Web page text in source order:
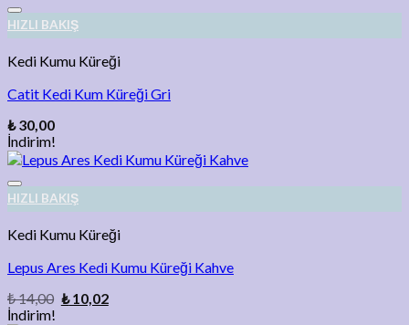
HIZLI BAKIŞ
Kedi Kumu Küreği
Catit Kedi Kum Küreği Gri
₺30,00
İndirim!
HIZLI BAKIŞ
Kedi Kumu Küreği
Lepus Ares Kedi Kumu Küreği Kahve
₺14,00 ₺10,02
İndirim!